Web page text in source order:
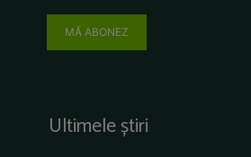
MĂ ABONEZ
Ultimele știri